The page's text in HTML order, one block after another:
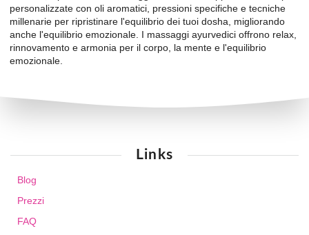
personalizzate con oli aromatici, pressioni specifiche e tecniche
millenarie per ripristinare l'equilibrio dei tuoi dosha, migliorando
anche l'equilibrio emozionale. I massaggi ayurvedici offrono relax,
rinnovamento e armonia per il corpo, la mente e l'equilibrio
emozionale.
Links
Blog
Prezzi
FAQ